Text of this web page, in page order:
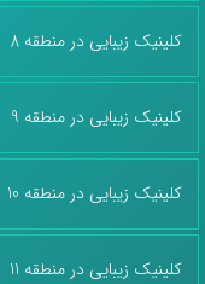
کلینیک زیبایی در منطقه 8
کلینیک زیبایی در منطقه 9
کلینیک زیبایی در منطقه 10
کلینیک زیبایی در منطقه 11